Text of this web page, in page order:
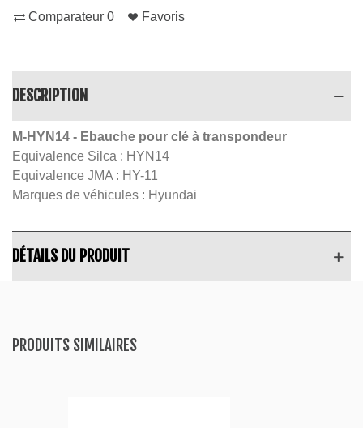
Comparateur 0 Favoris
DESCRIPTION
M-HYN14 - Ebauche pour clé à transpondeur
Equivalence Silca : HYN14
Equivalence JMA : HY-11
Marques de véhicules : Hyundai
DÉTAILS DU PRODUIT
PRODUITS SIMILAIRES